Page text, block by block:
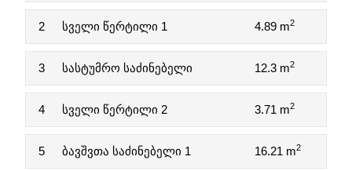
2 სველი წერტილი 1 4.89 m2
3 სასტუმრო საძინებელი 12.3 m2
4 სველი წერტილი 2 3.71 m2
5 ბავშვთა საძინებელი 1 16.21 m2